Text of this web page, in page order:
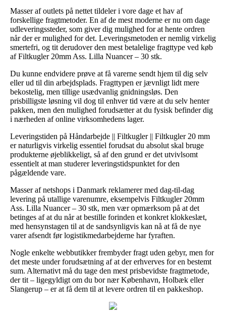
Masser af outlets på nettet tildeler i vore dage et hav af
forskellige fragtmetoder. En af de mest moderne er nu om dage
udleveringssteder, som giver dig mulighed for at hente ordren
når der er mulighed for det. Leveringsmetoden er nemlig virkelig
smertefri, og tit derudover den mest betalelige fragttype ved køb
af Filtkugler 20mm Ass. Lilla Nuancer – 30 stk.
Du kunne endvidere prøve at få varerne sendt hjem til dig selv
eller ud til din arbejdsplads. Fragttypen er jævnligt lidt mere
bekostelig, men tillige usædvanlig gnidningsløs. Den
prisbilligste løsning vil dog til enhver tid være at du selv henter
pakken, men den mulighed forudsætter at du fysisk befinder dig
i nærheden af online virksomhedens lager.
Leveringstiden på Håndarbejde || Filtkugler || Filtkugler 20 mm
er naturligvis virkelig essentiel forudsat du absolut skal bruge
produkterne øjeblikkeligt, så af den grund er det utvivlsomt
essentielt at man studerer leveringstidspunktet for den
pågældende vare.
Masser af netshops i Danmark reklamerer med dag-til-dag
levering på utallige varenumre, eksempelvis Filtkugler 20mm
Ass. Lilla Nuancer – 30 stk, men vær opmærksom på at det
betinges af at du når at bestille forinden et konkret klokkeslæt,
med hensynstagen til at de sandsynligvis kan nå at få de nye
varer afsendt før logistikmedarbejderne har fyraften.
Nogle enkelte webbutikker frembyder fragt uden gebyr, men for
det meste under forudsætning af at der erhverves for en bestemt
sum. Alternativt må du tage den mest prisbevidste fragtmetode,
der tit – ligegyldigt om du bor nær København, Holbæk eller
Slangerup – er at få dem til at levere ordren til en pakkeshop.